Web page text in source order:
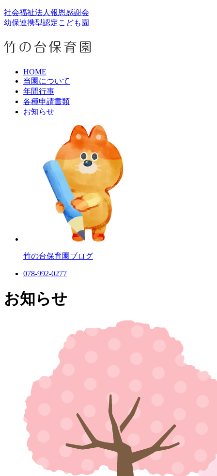
社会福祉法人報恩感謝会
幼保連携型認定こども園
HOME
当園について
年間行事
各種申請書類
お知らせ
竹の台保育園 ブログ
078-992-0277
お知らせ